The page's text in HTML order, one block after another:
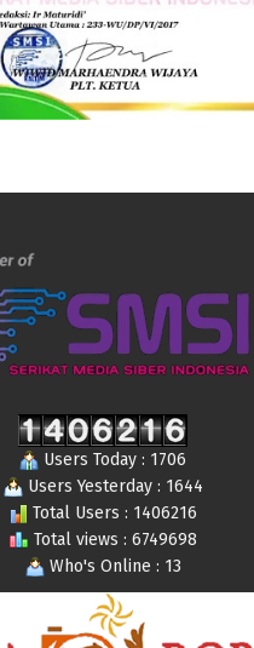
Users Today : 1706
Users Yesterday : 1644
Total Users : 1406216
Total views : 6749698
Who's Online : 13